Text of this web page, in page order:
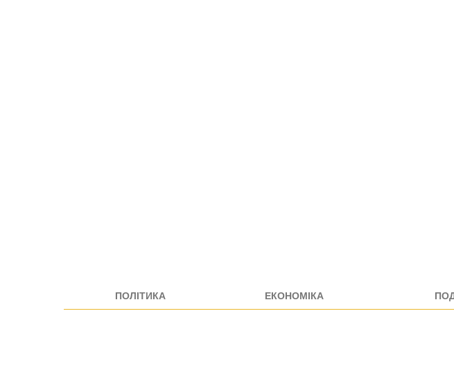
ПОЛІТИКА ЕКОНОМІКА